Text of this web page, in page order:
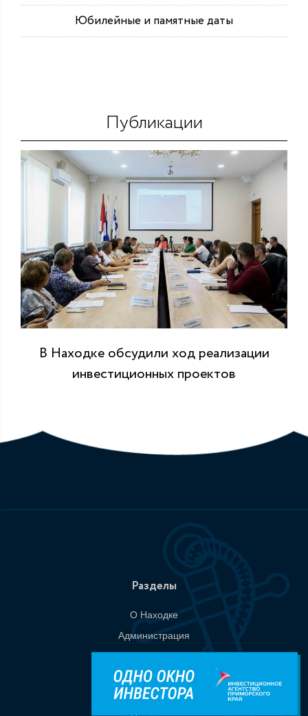
Юбилейные и памятные даты
Публикации
В Находке обсудили ход реализации
инвестиционных проектов
Разделы
О Находке
Администрация
События
Документы
Национальные проекты